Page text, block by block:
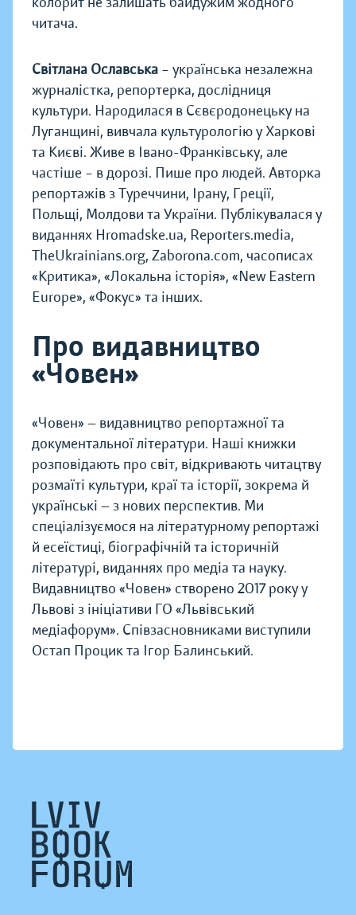
читача.
Світлана Ославська – українська незалежна
журналістка, репортерка, дослідниця
культури. Народилася в Сєвєродонецьку на
Луганщині, вивчала культурологію у Харкові
та Києві. Живе в Івано-Франківську, але
частіше – в дорозі. Пише про людей. Авторка
репортажів з Туреччини, Ірану, Греції,
Польщі, Молдови та України. Публікувалася у
виданнях Hromadske.ua, Reporters.media,
TheUkrainians.org, Zaborona.com, часописах
«Критика», «Локальна історія», «New Eastern
Europe», «Фокус» та інших.
Про видавництво
«Човен»
«Човен» — видавництво репортажної та
документальної літератури. Наші книжки
розповідають про світ, відкривають читацтву
розмаїті культури, краї та історії, зокрема й
українські — з нових перспектив. Ми
спеціалізуємося на літературному репортажі
й есеїстиці, біографічній та історичній
літературі, виданнях про медіа та науку.
Видавництво «Човен» створено 2017 року у
Львові з ініціативи ГО «Львівський
медіафорум». Співзасновниками виступили
Остап Процик та Ігор Балинський.